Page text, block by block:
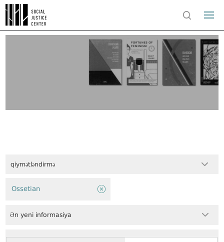
qiymətləndirmə
Ossetian
Ən yeni informasiya